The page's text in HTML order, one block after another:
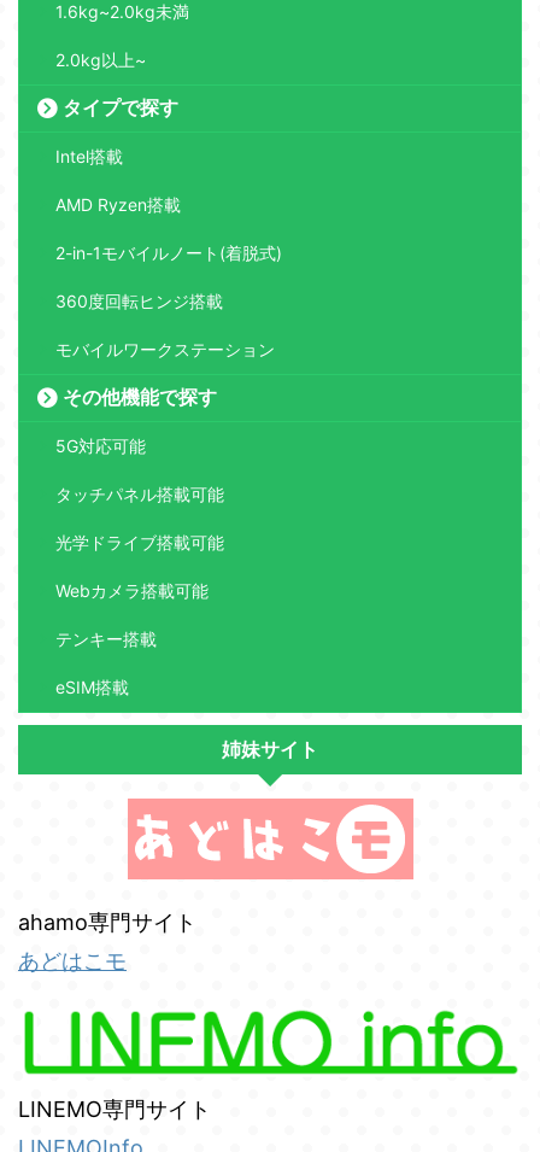
1.6kg~2.0kg未満
2.0kg以上~
タイプで探す
Intel搭載
AMD Ryzen搭載
2-in-1モバイルノート(着脱式)
360度回転ヒンジ搭載
モバイルワークステーション
その他機能で探す
5G対応可能
タッチパネル搭載可能
光学ドライブ搭載可能
Webカメラ搭載可能
テンキー搭載
eSIM搭載
姉妹サイト
ahamo専門サイト
あどはこモ
LINEMO専門サイト